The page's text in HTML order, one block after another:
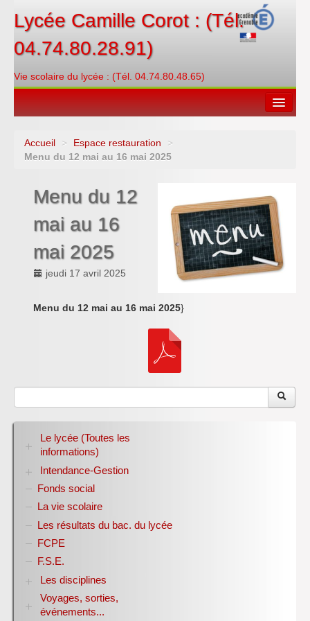
Lycée Camille Corot : (Tél.
04.74.80.28.91)
Vie scolaire du lycée : (Tél. 04.74.80.48.65)
Espace restauration
Accueil > Espace restauration
>
Menu du 12 mai au 16 mai 2025
Menu du 12
mai au 16
mai 2025
jeudi 17 avril 2025
Menu du 12 mai au 16 mai 2025}
Le lycée (Toutes les
informations)
RENTREE 2026-2027
Stage des élèves de seconde
Intendance-Gestion
Restauration scolaire
Bourses nationales
Année scolaire 2017-2018
Année scolaire 2018-2019
Année scolaire 2019-2020
Fonds social
La vie scolaire
Les résultats du bac. du lycée
FCPE
F.S.E.
Les disciplines
Allemand
Anglais
Voyages, sorties,
événements...